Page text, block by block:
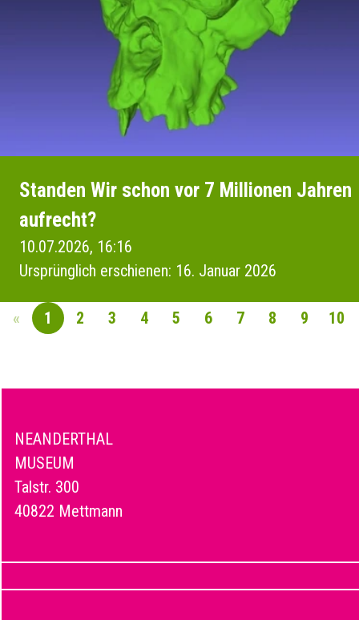
Standen Wir schon vor 7 Millionen Jahren
aufrecht?
10.07.2026, 16:16
Ursprünglich erschienen: 16. Januar 2026
« 1 2 3 4 5 6 7 8 9 10
NEANDERTHAL
MUSEUM
Talstr. 300
40822 Mettmann